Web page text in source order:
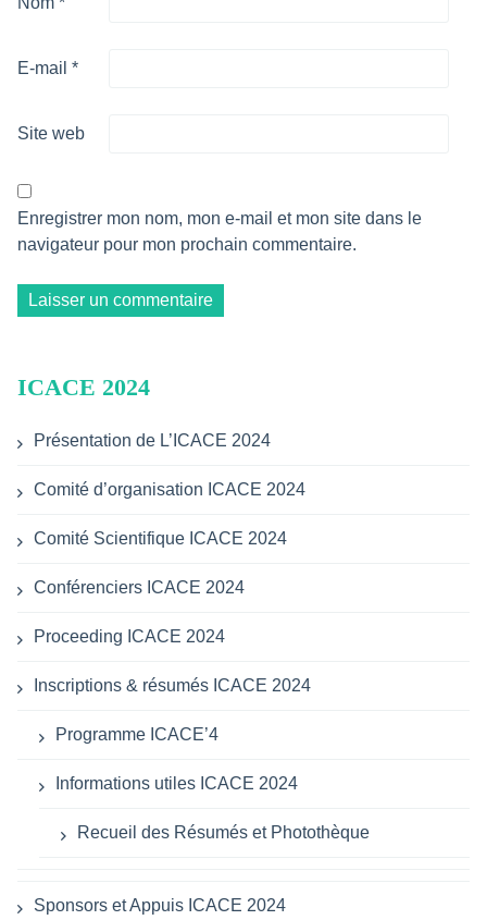
E-mail *
Site web
Enregistrer mon nom, mon e-mail et mon site dans le
navigateur pour mon prochain commentaire.
ICACE 2024
Présentation de L’ICACE 2024
Comité d’organisation ICACE 2024
Comité Scientifique ICACE 2024
Conférenciers ICACE 2024
Proceeding ICACE 2024
Inscriptions & résumés ICACE 2024
Programme ICACE’4
Informations utiles ICACE 2024
Recueil des Résumés et Photothèque
Sponsors et Appuis ICACE 2024